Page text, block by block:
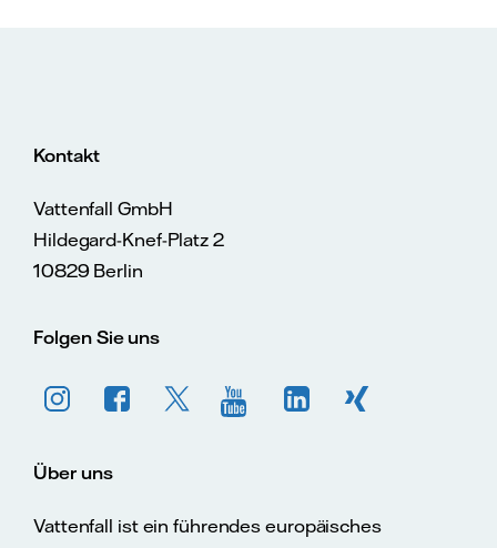
Kontakt
Vattenfall GmbH
Hildegard-Knef-Platz 2
10829 Berlin
Folgen Sie uns
Über uns
Vattenfall ist ein führendes europäisches